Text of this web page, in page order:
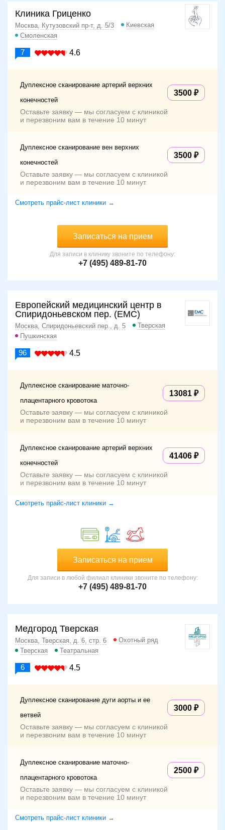
Клиника Гриценко
Москва, Кутузовский пр-т, д. 5/3
Киевская
Смоленская
7 4.6
Дуплексное сканирование артерий верхних
конечностей
3500
Оставьте заявку — мы согласуем с клиникой
и перезвоним вам в течение 10 минут
Дуплексное сканирование вен верхних
конечностей
3500
Оставьте заявку — мы согласуем с клиникой
и перезвоним вам в течение 10 минут
Смотреть прайс-лист клиники →
Записаться на прием
Для записи в клинику звоните по телефону:
+7 (495) 489-81-70
Европейский медицинский центр в
Спиридоньевском пер. (ЕМС)
Москва, Спиридоньевский пер., д. 5
Тверская
Пушкинская
96 4.5
Дуплексное сканирование маточно-
плацентарного кровотока
13081
Оставьте заявку — мы согласуем с клиникой
и перезвоним вам в течение 10 минут
Дуплексное сканирование артерий верхних
конечностей
41406
Оставьте заявку — мы согласуем с клиникой
и перезвоним вам в течение 10 минут
Смотреть прайс-лист клиники →
Записаться на прием
Для записи в любой филиал клиники звоните по телефону:
+7 (495) 489-81-70
Медгород Тверская
Москва, Тверская, д. 6, стр. 6
Охотный ряд
Тверская
Театральная
6 4.5
Дуплексное сканирование дуги аорты и ее
ветвей
3000
Оставьте заявку — мы согласуем с клиникой
и перезвоним вам в течение 10 минут
Дуплексное сканирование маточно-
плацентарного кровотока
2500
Оставьте заявку — мы согласуем с клиникой
и перезвоним вам в течение 10 минут
Смотреть прайс-лист клиники →